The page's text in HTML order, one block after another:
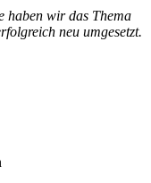
haben wir das Thema
neu umgesetzt.